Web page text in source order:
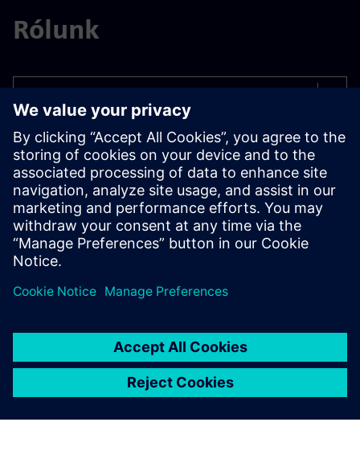
Rólunk
Munkatársaink jóléte az első helyen áll. Ezért arra
törekszünk, hogy vonzó munkakörnyezetet kínáljunk
Önnek vonzó előnyök széles skálájával. Ezek közé tartoznak
a belső képzési lehetőségek, a külső továbbképzés
támogatása, a vonzó nyaralási és szabadidős lehetőségek,
valamint a coaching és a karrierfejlesztési lehetőségek.